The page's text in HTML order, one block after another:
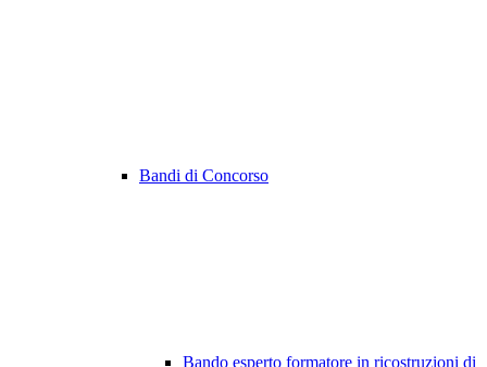
Bandi di Concorso
Bando esperto formatore in ricostruzioni di